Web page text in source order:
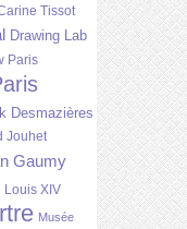
Tissot
Drawing Lab
Paris
Desmazières
Jouhet
Gaumy
Louis XIV
Musée